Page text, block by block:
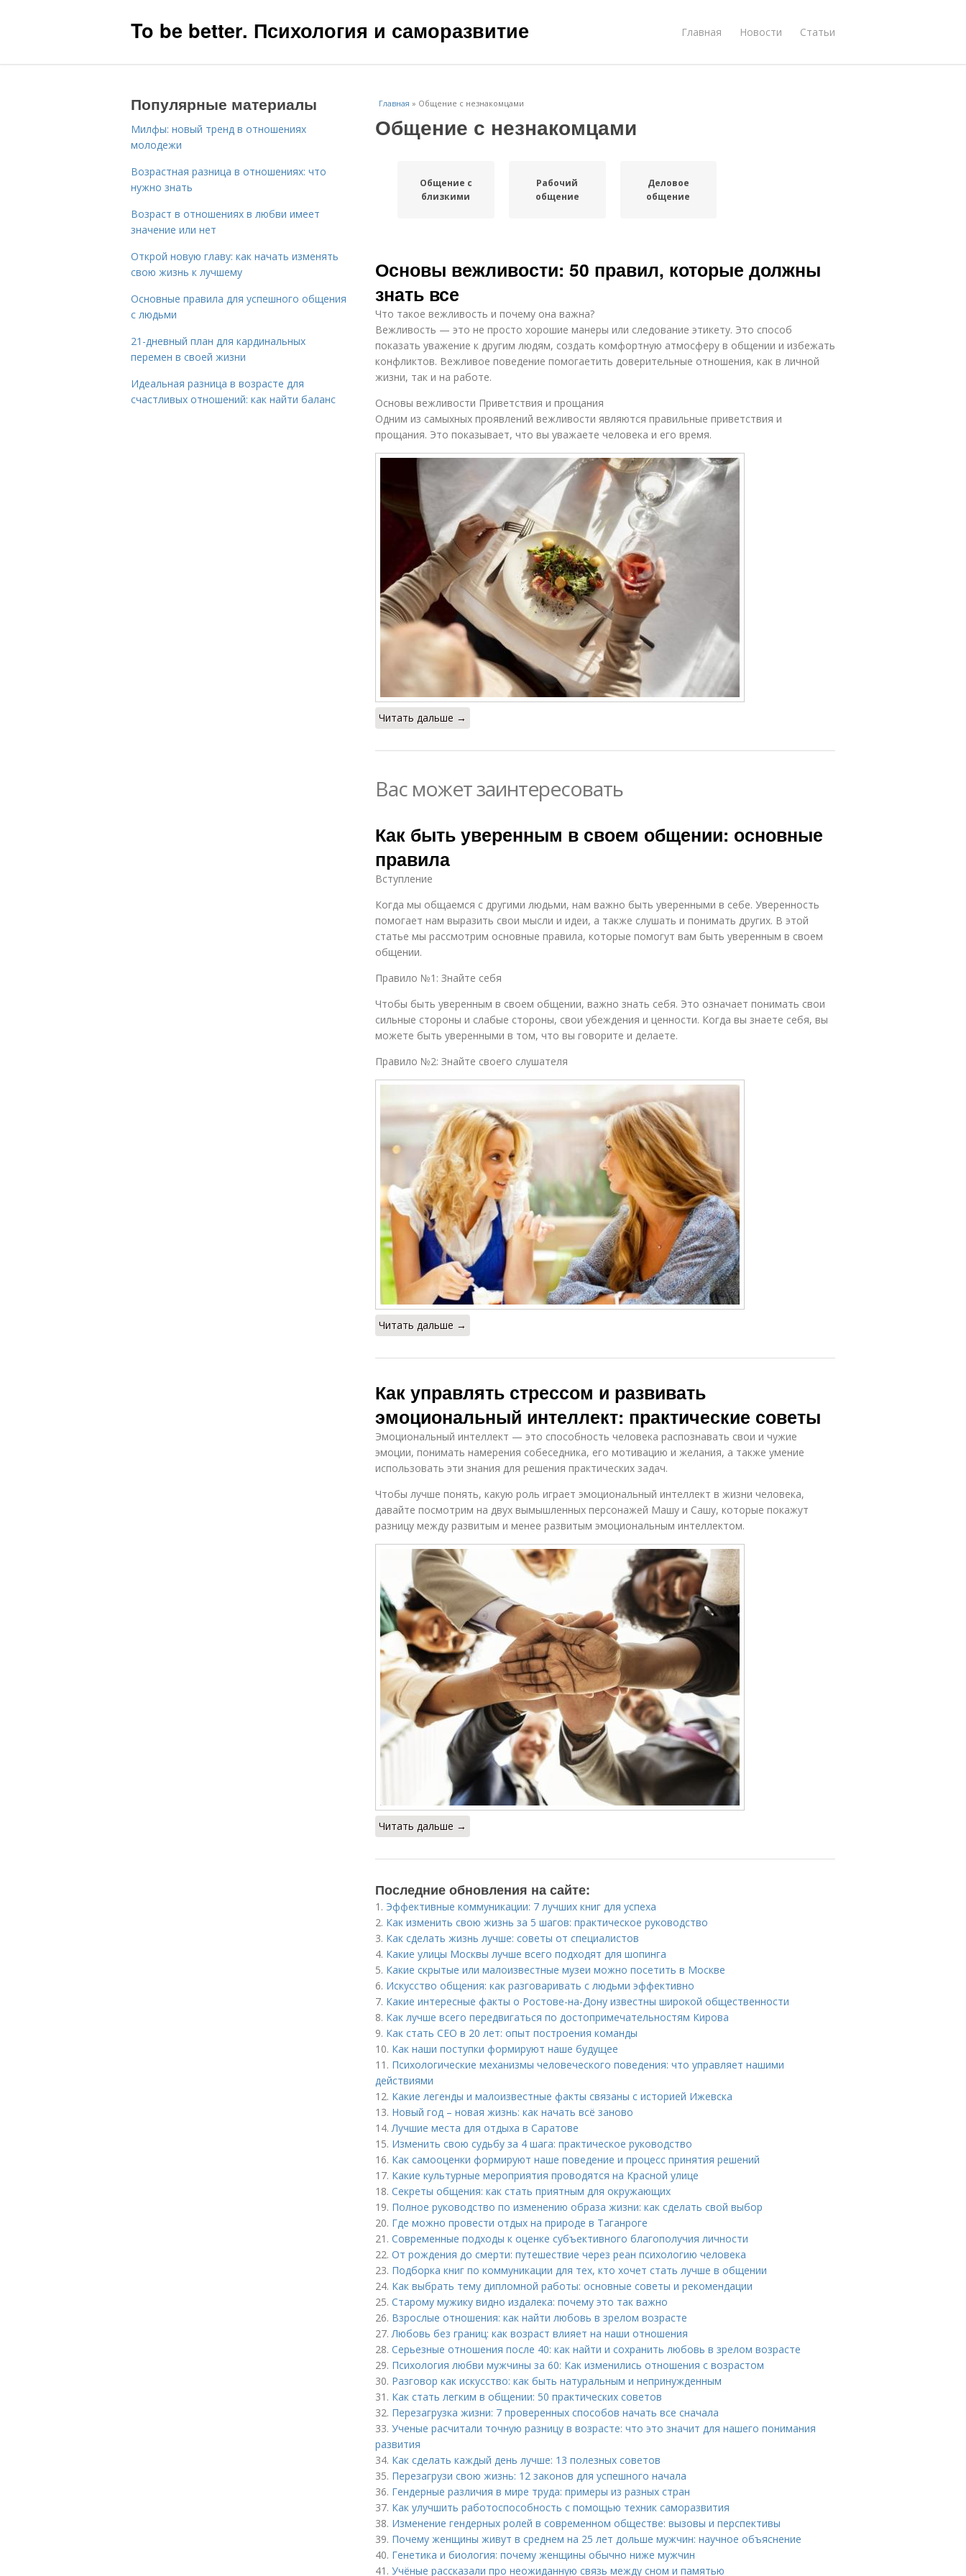
To be better. Психология и саморазвитие Главная Новости Статьи
Главная » Общение с незнакомцами
Общение с незнакомцами
Общение с
близкими
Рабочий
общение
Деловое
общение
Основы вежливости: 50 правил, которые должны
знать все
Что такое вежливость и почему она важна?
Вежливость — это не просто хорошие манеры или следование этикету. Это способ
показать уважение к другим людям, создать комфортную атмосферу в общении и избежать
конфликтов. Вежливое поведение помогаетить доверительные отношения, как в личной
жизни, так и на работе.
Основы вежливости Приветствия и прощания
Одним из самыхных проявлений вежливости являются правильные приветствия и
прощания. Это показывает, что вы уважаете человека и его время.
Читать дальше →
Вас может заинтересовать
Как быть уверенным в своем общении: основные
правила
Вступление
Когда мы общаемся с другими людьми, нам важно быть уверенными в себе. Уверенность
помогает нам выразить свои мысли и идеи, а также слушать и понимать других. В этой
статье мы рассмотрим основные правила, которые помогут вам быть уверенным в своем
общении.
Правило №1: Знайте себя
Чтобы быть уверенным в своем общении, важно знать себя. Это означает понимать свои
сильные стороны и слабые стороны, свои убеждения и ценности. Когда вы знаете себя, вы
можете быть уверенными в том, что вы говорите и делаете.
Правило №2: Знайте своего слушателя
Читать дальше →
Как управлять стрессом и развивать
эмоциональный интеллект: практические советы
Эмоциональный интеллект — это способность человека распознавать свои и чужие
эмоции, понимать намерения собеседника, его мотивацию и желания, а также умение
использовать эти знания для решения практических задач.
Чтобы лучше понять, какую роль играет эмоциональный интеллект в жизни человека,
давайте посмотрим на двух вымышленных персонажей Машу и Сашу, которые покажут
разницу между развитым и менее развитым эмоциональным интеллектом.
Читать дальше →
Последние обновления на сайте:
1. Эффективные коммуникации: 7 лучших книг для успеха
2. Как изменить свою жизнь за 5 шагов: практическое руководство
3. Как сделать жизнь лучше: советы от специалистов
4. Какие улицы Москвы лучше всего подходят для шопинга
5. Какие скрытые или малоизвестные музеи можно посетить в Москве
6. Искусство общения: как разговаривать с людьми эффективно
7. Какие интересные факты о Ростове-на-Дону известны широкой общественности
8. Как лучше всего передвигаться по достопримечательностям Кирова
9. Как стать CEO в 20 лет: опыт построения команды
10. Как наши поступки формируют наше будущее
11. Психологические механизмы человеческого поведения: что управляет нашими
действиями
12. Какие легенды и малоизвестные факты связаны с историей Ижевска
13. Новый год – новая жизнь: как начать всё заново
14.Лучшие места для отдыха в Саратове
15. Изменить свою судьбу за 4 шага: практическое руководство
16. Как самооценки формируют наше поведение и процесс принятия решений
17. Какие культурные мероприятия проводятся на Красной улице
18. Секреты общения: как стать приятным для окружающих
19. Полное руководство по изменению образа жизни: как сделать свой выбор
20. Где можно провести отдых на природе в Таганроге
21. Современные подходы к оценке субъективного благополучия личности
22. От рождения до смерти: путешествие через реан психологию человека
23. Подборка книг по коммуникации для тех, кто хочет стать лучше в общении
24. Как выбрать тему дипломной работы: основные советы и рекомендации
25. Старому мужику видно издалека: почему это так важно
26. Взрослые отношения: как найти любовь в зрелом возрасте
27.Любовь без границ: как возраст влияет на наши отношения
28. Серьезные отношения после 40: как найти и сохранить любовь в зрелом возрасте
29. Психология любви мужчины за 60: Как изменились отношения с возрастом
30. Разговор как искусство: как быть натуральным и непринужденным
31. Как стать легким в общении: 50 практических советов
32. Перезагрузка жизни: 7 проверенных способов начать все сначала
33. Ученые расчитали точную разницу в возрасте: что это значит для нашего понимания
развития
34. Как сделать каждый день лучше: 13 полезных советов
35. Перезагрузи свою жизнь: 12 законов для успешного начала
36. Гендерные различия в мире труда: примеры из разных стран
37. Как улучшить работоспособность с помощью техник саморазвития
38. Изменение гендерных ролей в современном обществе: вызовы и перспективы
39. Почему женщины живут в среднем на 25 лет дольше мужчин: научное объяснение
40. Генетика и биология: почему женщины обычно ниже мужчин
41. Учёные рассказали про неожиданную связь между сном и памятью
Популярные материалы
Милфы: новый тренд в отношениях
молодежи
Возрастная разница в отношениях: что
нужно знать
Возраст в отношениях в любви имеет
значение или нет
Открой новую главу: как начать изменять
свою жизнь к лучшему
Основные правила для успешного общения
с людьми
21-дневный план для кардинальных
перемен в своей жизни
Идеальная разница в возрасте для
счастливых отношений: как найти баланс